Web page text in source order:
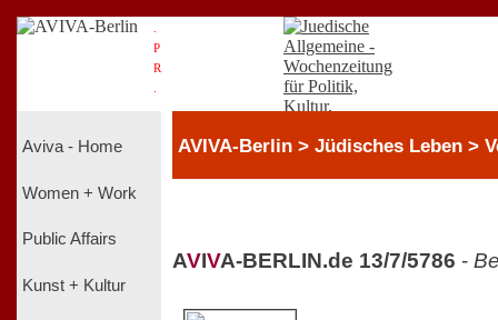
P
R
Aviva - Home
Women + Work
Public Affairs
Kunst + Kultur
AVIVA-Berlin > Jüdisches Leben >
AVIVA-BERLIN.de 13/7/5786 -